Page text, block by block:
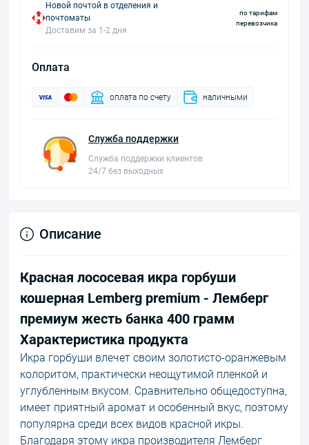
Новой почтой в отделения и
почтоматы
Доставим за 1-2 дня
по тарифам
перевозчика
Оплата
оплата по счету наличными
Служба поддержки
Служба поддержки клиентов
24/7 без выходных
Описание
Красная лососевая икра горбуши
кошерная Lemberg premium - Лемберг
премиум жесть банка 400 грамм
Характеристика продукта
Икра горбуши влечет своим золотисто-оранжевым
колоритом, практически неощутимой пленкой и
углубленным вкусом. Сравнительно общедоступна,
имеет приятный аромат и особенный вкус, поэтому
популярна среди всех видов красной икры.
Благодаря этому икра производителя Лемберг